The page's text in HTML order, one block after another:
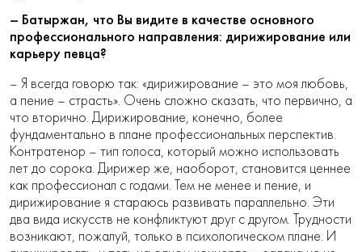
– Батыржан, что Вы видите в качестве основного
профессионального направления: дирижирование или
карьеру певца?
– Я всегда говорю так: «дирижирование – это моя любовь,
а пение – страсть». Очень сложно сказать, что первично, а
что вторично. Дирижирование, конечно, более
фундаментально в плане профессиональных перспектив.
Контратенор – тип голоса, который можно использовать
лет до сорока. Дирижер же, наоборот, становится ценнее
как профессионал с годами. Тем не менее и пение, и
дирижирование я стараюсь развивать параллельно. Эти
два вида искусств не конфликтуют друг с другом. Трудности
возникают, пожалуй, только в психологическом плане. И